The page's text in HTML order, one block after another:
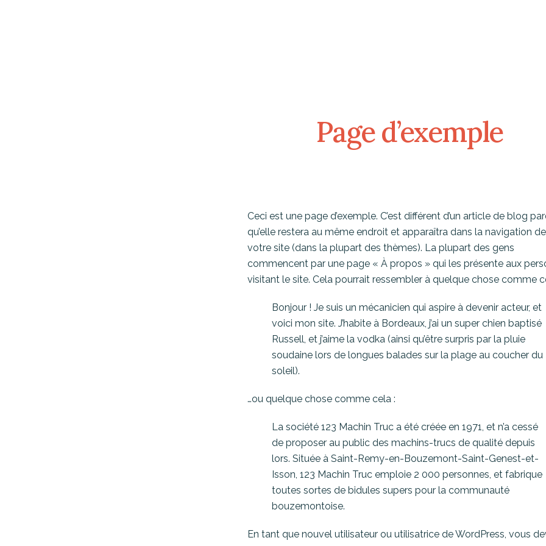
Page d’exemple
Ceci est une page d’exemple. C’est différent d’un article de blog
qu’elle restera au même endroit et apparaîtra dans la navigation de
votre site (dans la plupart des thèmes). La plupart des gens
commencent par une page « À propos » qui les présente aux
visitant le site. Cela pourrait ressembler à quelque chose comme
Bonjour ! Je suis un mécanicien qui aspire à devenir acteur, et
voici mon site. J’habite à Bordeaux, j’ai un super chien baptisé
Russell, et j’aime la vodka (ainsi qu’être surpris par la pluie
soudaine lors de longues balades sur la plage au coucher du
soleil).
…ou quelque chose comme cela :
La société 123 Machin Truc a été créée en 1971, et n’a cessé
de proposer au public des machins-trucs de qualité depuis
lors. Située à Saint-Remy-en-Bouzemont-Saint-Genest-et-
Isson, 123 Machin Truc emploie 2 000 personnes, et fabrique
toutes sortes de bidules supers pour la communauté
bouzemontoise.
En tant que nouvel utilisateur ou utilisatrice de WordPress, vous